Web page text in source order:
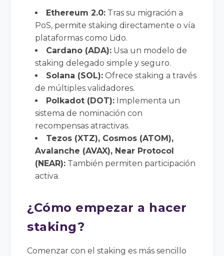
Ethereum 2.0: Tras su migración a
PoS, permite staking directamente o vía
plataformas como Lido.
Cardano (ADA): Usa un modelo de
staking delegado simple y seguro.
Solana (SOL): Ofrece staking a través
de múltiples validadores.
Polkadot (DOT): Implementa un
sistema de nominación con
recompensas atractivas.
Tezos (XTZ), Cosmos (ATOM),
Avalanche (AVAX), Near Protocol
(NEAR): También permiten participación
activa.
¿Cómo empezar a hacer
staking?
Comenzar con el staking es más sencillo